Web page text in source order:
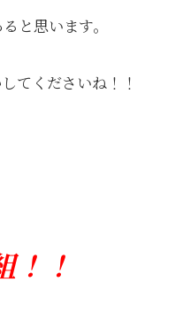
と思います。
てくださいね！！
！